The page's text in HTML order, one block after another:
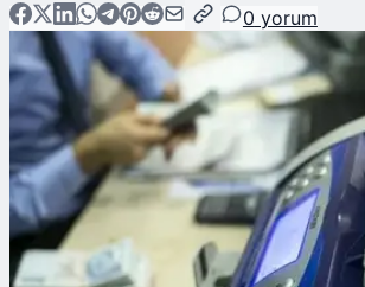
0 yorum